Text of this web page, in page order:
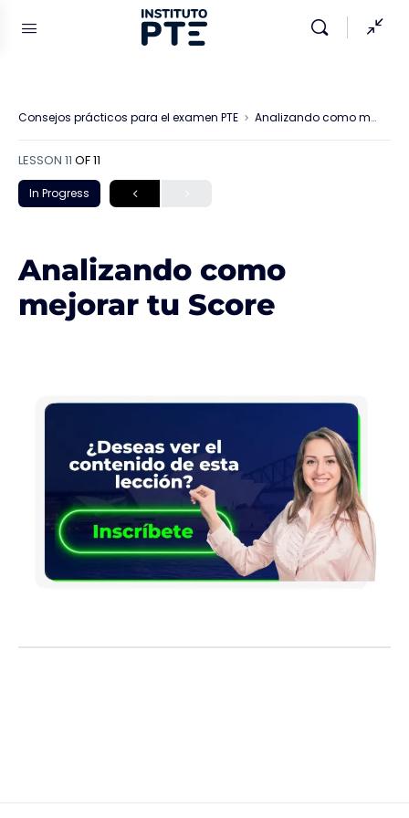
Consejos prácticos para el examen PTE Analizando como mejorar tu Score
LESSON 11 OF 11
In Progress
Analizando como
mejorar tu Score